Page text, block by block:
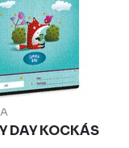
DAY KOCKÁS